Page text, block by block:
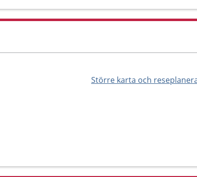
Större karta och